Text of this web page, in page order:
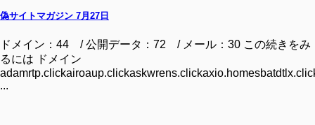
偽サイトマガジン 7月27日
ドメイン：44 / 公開データ：72 / メール：30 この続きをみ
るには ドメイン
...